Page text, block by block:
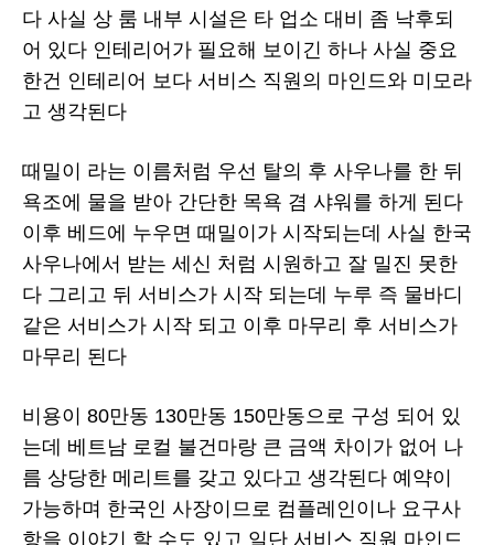
다 사실 상 룸 내부 시설은 타 업소 대비 좀 낙후되
어 있다 인테리어가 필요해 보이긴 하나 사실 중요
한건 인테리어 보다 서비스 직원의 마인드와 미모라
고 생각된다
때밀이 라는 이름처럼 우선 탈의 후 사우나를 한 뒤
욕조에 물을 받아 간단한 목욕 겸 샤워를 하게 된다
이후 베드에 누우면 때밀이가 시작되는데 사실 한국
사우나에서 받는 세신 처럼 시원하고 잘 밀진 못한
다 그리고 뒤 서비스가 시작 되는데 누루 즉 물바디
같은 서비스가 시작 되고 이후 마무리 후 서비스가
마무리 된다
비용이 80만동 130만동 150만동으로 구성 되어 있
는데 베트남 로컬 불건마랑 큰 금액 차이가 없어 나
름 상당한 메리트를 갖고 있다고 생각된다 예약이
가능하며 한국인 사장이므로 컴플레인이나 요구사
항을 이야기 할 수도 있고 일단 서비스 직원 마인드